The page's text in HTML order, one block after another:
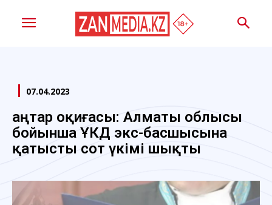
07.04.2023
Қаңтар оқиғасы: Алматы облысы
бойынша ҰҚКД экс-басшысына
қатысты сот үкімі шықты